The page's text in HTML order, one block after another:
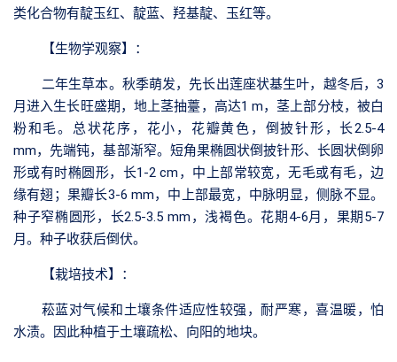
类化合物有靛玉红、靛蓝、羟基靛、玉红等。
【生物学观察】 ：
二年生草本。秋季萌发，先长出莲座状基生叶，越冬后，3
月进入生长旺盛期，地上茎抽薹，高达1 m，茎上部分枝，被白
粉和毛。总状花序，花小，花瓣黄色，倒披针形，长2.5-4
mm，先端钝，基部渐窄。短角果椭圆状倒披针形、长圆状倒卵
形或有时椭圆形，长1-2 cm，中上部常较宽，无毛或有毛，边
缘有翅；果瓣长3-6 mm，中上部最宽，中脉明显，侧脉不显。
种子窄椭圆形，长2.5-3.5 mm，浅褐色。花期4-6月，果期5-7
月。种子收获后倒伏。
【栽培技术】 ：
菘蓝对气候和土壤条件适应性较强，耐严寒，喜温暖，怕
水渍。因此种植于土壤疏松、向阳的地块。